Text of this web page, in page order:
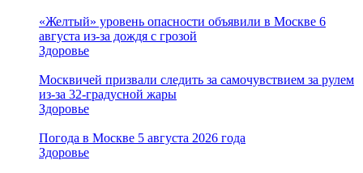
«Желтый» уровень опасности объявили в Москве 6
августа из-за дождя с грозой
Здоровье
Москвичей призвали следить за самочувствием за рулем
из-за 32-градусной жары
Здоровье
Погода в Москве 5 августа 2026 года
Здоровье